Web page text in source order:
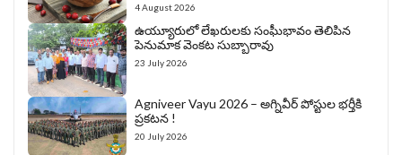
4 August 2026
ఉయ్యూరులో లేఖరులకు సంఘీభావం తెలిపిన
పెనుమాక వెంకట సుబ్బారావు
23 July 2026
Agniveer Vayu 2026 – అగ్నివీర్‌ పోస్టుల భర్తీకి
ప్రకటన !
20 July 2026